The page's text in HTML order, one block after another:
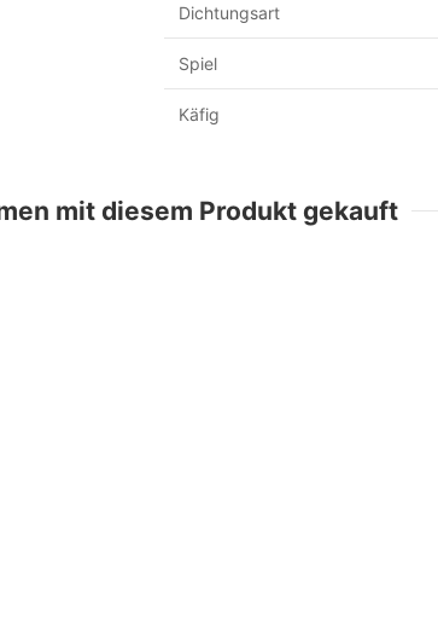
Dichtungsart
Spiel
Käfig
mit diesem Produkt gekauft